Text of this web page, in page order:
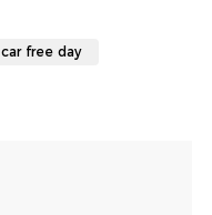
car free day